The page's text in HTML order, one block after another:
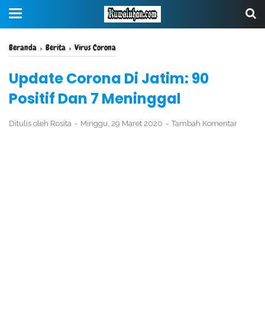
Beranda › Berita › Virus Corona
Update Corona Di Jatim: 90
Positif Dan 7 Meninggal
Ditulis oleh Rosita Minggu, 29 Maret 2020 Tambah Komentar